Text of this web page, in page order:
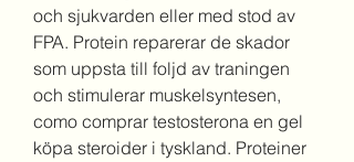
och sjukvarden eller med stod av
FPA. Protein reparerar de skador
som uppsta till foljd av traningen
och stimulerar muskelsyntesen,
como comprar testosterona en gel
köpa steroider i tyskland. Proteiner